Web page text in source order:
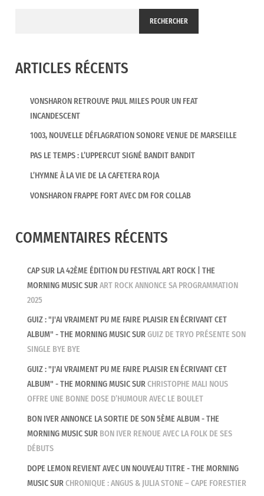
RECHERCHER
ARTICLES RÉCENTS
VONSHARON RETROUVE PAUL MILES POUR UN FEAT
INCANDESCENT
1003, NOUVELLE DÉFLAGRATION SONORE VENUE DE MARSEILLE
PAS LE TEMPS : L’UPPERCUT SIGNÉ BANDIT BANDIT
L’HYMNE À LA VIE DE LA CAFETERA ROJA
VONSHARON FRAPPE FORT AVEC DM FOR COLLAB
COMMENTAIRES RÉCENTS
CAP SUR LA 42ÈME ÉDITION DU FESTIVAL ART ROCK | THE
MORNING MUSICSURART ROCK ANNONCE SA PROGRAMMATION
2025
GUIZ : "J'AI VRAIMENT PU ME FAIRE PLAISIR EN ÉCRIVANT CET
ALBUM" - THE MORNING MUSICSURGUIZ DE TRYO PRÉSENTE SON
SINGLE BYE BYE
GUIZ : "J'AI VRAIMENT PU ME FAIRE PLAISIR EN ÉCRIVANT CET
ALBUM" - THE MORNING MUSICSURCHRISTOPHE MALI NOUS
OFFRE UNE BONNE DOSE D’HUMOUR AVEC LE BOULET
BON IVER ANNONCE LA SORTIE DE SON 5ÈME ALBUM - THE
MORNING MUSICSUR BON IVER RENOUE AVEC LA FOLK DE SES
DÉBUTS
DOPE LEMON REVIENT AVEC UN NOUVEAU TITRE - THE MORNING
MUSICSURCHRONIQUE : ANGUS & JULIA STONE – CAPE FORESTIER